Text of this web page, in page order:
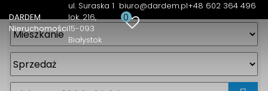
DARDEM
Nieruchomości
ul. Suraska 1
lok. 216
15-093
Białystok
biuro@dardem.pl+48 602 364 496
0